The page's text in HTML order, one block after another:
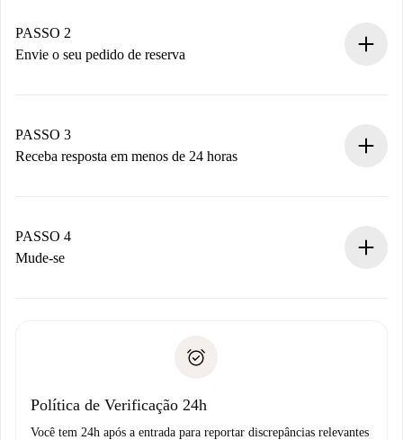
Você tem todas as informações necessárias
antecipadamente.
PASSO 2
Envie o seu pedido de reserva
Não cobramos nada até que o proprietário confirme.
PASSO 3
Receba resposta em menos de 24 horas
proprietário.
Se recusada: não cobraremos nada e ofereceremos
Débito direto bancário
PASSO 4
Mude-se
não comunicar nenhum problema.
Política de Verificação 24h
Você tem 24h após a entrada para reportar discrepâncias relevantes